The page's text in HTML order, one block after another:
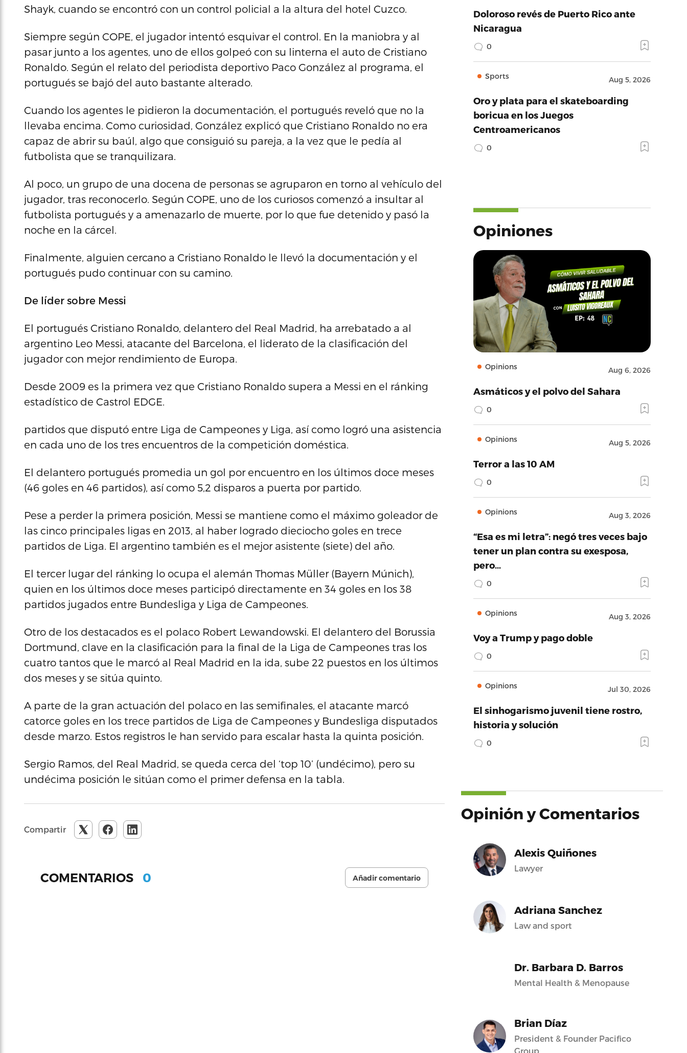
Shayk, cuando se encontró con un control policial a la altura del hotel Cuzco.
Siempre según COPE, el jugador intentó esquivar el control. En la maniobra y al
pasar junto a los agentes, uno de ellos golpeó con su linterna el auto de Cristiano
Ronaldo. Según el relato del periodista deportivo Paco González al programa, el
portugués se bajó del auto bastante alterado.
Cuando los agentes le pidieron la documentación, el portugués reveló que no la
llevaba encima. Como curiosidad, González explicó que Cristiano Ronaldo no era
capaz de abrir su baúl, algo que consiguió su pareja, a la vez que le pedía al
futbolista que se tranquilizara.
Al poco, un grupo de una docena de personas se agruparon en torno al vehículo del
jugador, tras reconocerlo. Según COPE, uno de los curiosos comenzó a insultar al
futbolista portugués y a amenazarlo de muerte, por lo que fue detenido y pasó la
noche en la cárcel.
Finalmente, alguien cercano a Cristiano Ronaldo le llevó la documentación y el
portugués pudo continuar con su camino.
De líder sobre Messi
El portugués Cristiano Ronaldo, delantero del Real Madrid, ha arrebatado a al
argentino Leo Messi, atacante del Barcelona, el liderato de la clasificación del
jugador con mejor rendimiento de Europa.
Desde 2009 es la primera vez que Cristiano Ronaldo supera a Messi en el ránking
estadístico de Castrol EDGE.
partidos que disputó entre Liga de Campeones y Liga, así como logró una asistencia
en cada uno de los tres encuentros de la competición doméstica.
El delantero portugués promedia un gol por encuentro en los últimos doce meses
(46 goles en 46 partidos), así como 5,2 disparos a puerta por partido.
Pese a perder la primera posición, Messi se mantiene como el máximo goleador de
las cinco principales ligas en 2013, al haber logrado dieciocho goles en trece
partidos de Liga. El argentino también es el mejor asistente (siete) del año.
El tercer lugar del ránking lo ocupa el alemán Thomas Müller (Bayern Múnich),
quien en los últimos doce meses participó directamente en 34 goles en los 38
partidos jugados entre Bundesliga y Liga de Campeones.
Otro de los destacados es el polaco Robert Lewandowski. El delantero del Borussia
Dortmund, clave en la clasificación para la final de la Liga de Campeones tras los
cuatro tantos que le marcó al Real Madrid en la ida, sube 22 puestos en los últimos
dos meses y se sitúa quinto.
A parte de la gran actuación del polaco en las semifinales, el atacante marcó
catorce goles en los trece partidos de Liga de Campeones y Bundesliga disputados
desde marzo. Estos registros le han servido para escalar hasta la quinta posición.
Sergio Ramos, del Real Madrid, se queda cerca del ‘top 10’ (undécimo), pero su
undécima posición le sitúan como el primer defensa en la tabla.
Compartir
COMENTARIOS 0 Añadir comentario
Doloroso revés de Puerto Rico ante
Nicaragua
0
Sports Aug 5, 2026
Oro y plata para el skateboarding
boricua en los Juegos
Centroamericanos
0
Opiniones
Opinions Aug 6, 2026
Asmáticos y el polvo del Sahara
0
Opinions Aug 5, 2026
Terror a las 10 AM
0
Opinions Aug 3, 2026
“Esa es mi letra”: negó tres veces bajo
tener un plan contra su exesposa,
pero…
0
Opinions Aug 3, 2026
Voy a Trump y pago doble
0
Opinions Jul 30, 2026
El sinhogarismo juvenil tiene rostro,
historia y solución
0
Opinión y Comentarios
Alexis Quiñones
Lawyer
Adriana Sanchez
Law and sport
Dr. Barbara D. Barros
Mental Health & Menopause
Brian Díaz
President & Founder Pacifico
Group